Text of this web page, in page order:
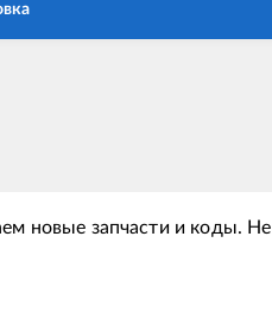
новые запчасти и коды. Не